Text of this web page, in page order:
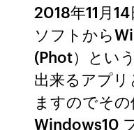
2018年11月
ソフトから
(Phot）とい
出来るアプ
ますのでそ
Windows10